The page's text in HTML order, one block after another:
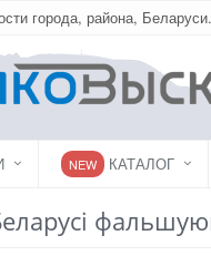
города, района, Беларуси.
NEW КАТАЛОГ